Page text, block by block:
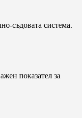
съдовата система.
показател за